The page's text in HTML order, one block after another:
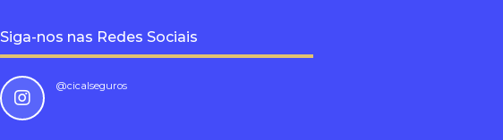
Siga-nos nas Redes Sociais
@cicalseguros